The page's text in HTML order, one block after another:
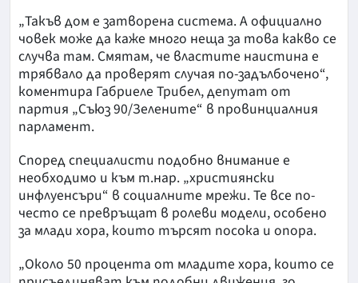
„Такъв дом е затворена система. А официално
човек може да каже много неща за това какво се
случва там. Смятам, че властите наистина е
трябвало да проверят случая по-задълбочено“,
коментира Габриеле Трибел, депутат от
партия „Съюз 90/Зелените“ в провинциалния
парламент.
Според специалисти подобно внимание е
необходимо и към т.нар. „християнски
инфлуенсъри“ в социалните мрежи. Те все по-
често се превръщат в ролеви модели, особено
за млади хора, които търсят посока и опора.
„Около 50 процента от младите хора, които се